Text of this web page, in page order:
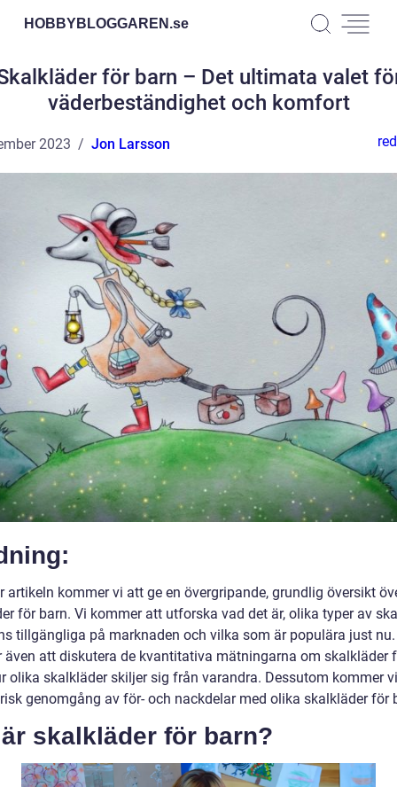
HOBBYBLOGGAREN.se
för barn – Det ultimata valet
väderbeständighet och komfort
2023 Jon Larsson
artikeln kommer vi att ge en övergripande, grundlig översikt
för barn. Vi kommer att utforska vad det är, olika typer av
tillgängliga på marknaden och vilka som är populära just
även att diskutera de kvantitativa mätningarna om skalkläder
olika skalkläder skiljer sig från varandra. Dessutom kommer
genomgång av för- och nackdelar med olika skalkläder för
skalkläder för barn?